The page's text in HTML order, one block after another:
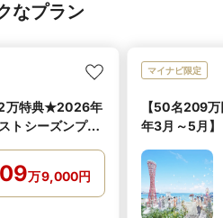
なプラン
万特典★2026年
トシーズンプラ
万9,000円
マイナビ限定
【50名209
年3月～5月